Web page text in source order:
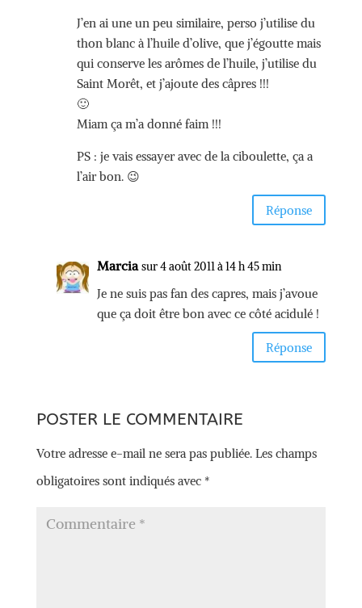
J’en ai une un peu similaire, perso j’utilise du
thon blanc à l’huile d’olive, que j’égoutte mais
qui conserve les arômes de l’huile, j’utilise du
Saint Morêt, et j’ajoute des câpres !!!
🙂
Miam ça m’a donné faim !!!
PS : je vais essayer avec de la ciboulette, ça a
l’air bon. 😉
Réponse
Marcia sur 4 août 2011 à 14 h 45 min
Je ne suis pas fan des capres, mais j’avoue
que ça doit être bon avec ce côté acidulé !
Réponse
POSTER LE COMMENTAIRE
Votre adresse e-mail ne sera pas publiée. Les champs
obligatoires sont indiqués avec *